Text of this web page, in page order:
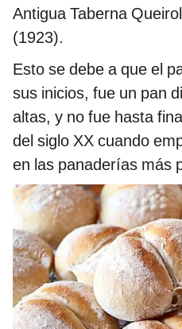
Antigua Taberna
(1923).
Esto se debe a que el
sus inicios, fue un pan
altas, y no fue hasta
del siglo XX cuando
en las panaderías más